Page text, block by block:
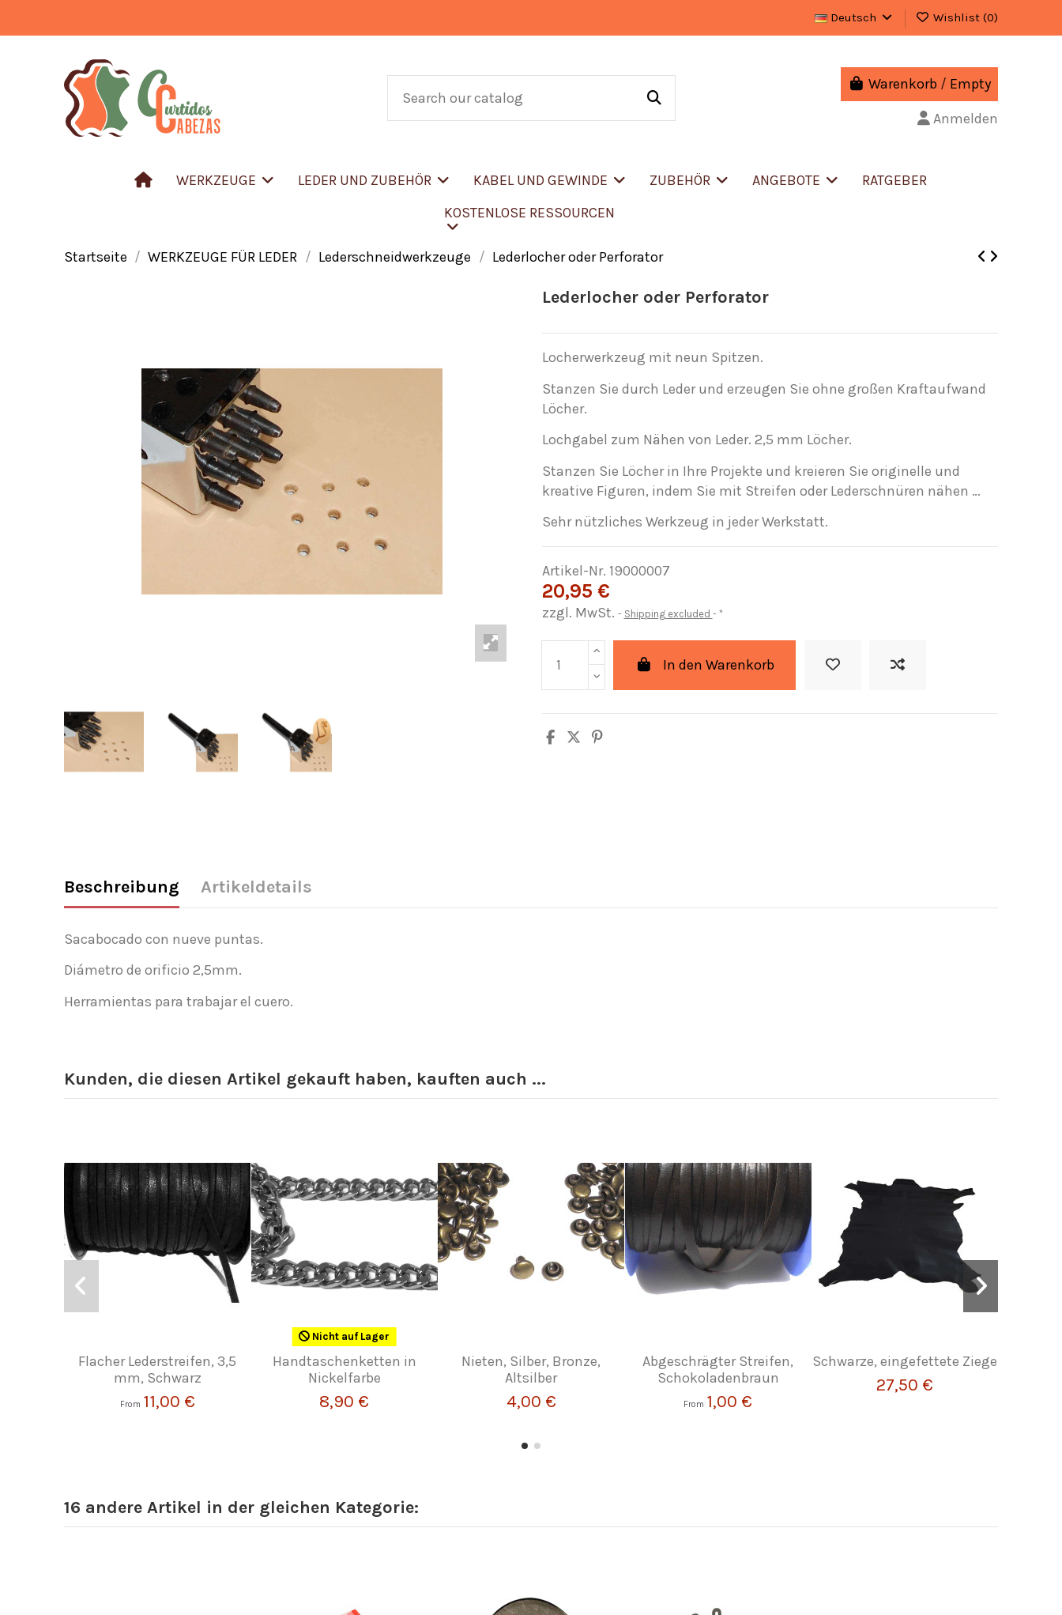
Deutsch Wishlist (0)
Warenkorb / Empty
Anmelden
WERKZEUGE LEDER UND ZUBEHÖR KABEL UND GEWINDE ZUBEHÖR ANGEBOTE
RATGEBER
KOSTENLOSE RESSOURCEN
Startseite WERKZEUGE FÜR LEDER Lederschneidwerkzeuge Lederlocher oder Perforator
Lederlocher oder Perforator
Locherwerkzeug mit neun Spitzen.
Stanzen Sie durch Leder und erzeugen Sie ohne großen Kraftaufwand
Löcher.
Lochgabel zum Nähen von Leder. 2,5 mm Löcher.
Stanzen Sie Löcher in Ihre Projekte und kreieren Sie originelle und
kreative Figuren, indem Sie mit Streifen oder Lederschnüren nähen …
Sehr nützliches Werkzeug in jeder Werkstatt.
Artikel-Nr. 19000007
20,95 €
zzgl. MwSt. Shipping excluded *
In den Warenkorb
Beschreibung Artikeldetails
Sacabocado con nueve puntas.
Diámetro de orificio 2,5mm.
Herramientas para trabajar el cuero.
Kunden, die diesen Artikel gekauft haben, kauften auch ...
Flacher Lederstreifen, 3,5
mm, Schwarz
From 11,00 €
Nicht auf Lager
Handtaschenketten in
Nickelfarbe
8,90 €
Nieten, Silber, Bronze,
Altsilber
4,00 €
Abgeschrägter Streifen,
Schokoladenbraun
From 1,00 €
Schwarze, eingefettete Ziege
27,50 €
16 andere Artikel in der gleichen Kategorie: